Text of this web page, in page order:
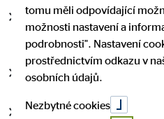
Telefonicky na tel.
241 094 111 (recepce
E-mailem na e-mailové
Pro klienty slouží tel. číslo:
tomu měli odpovídající
možnosti nastavení a
podrobnosti". Nastavení
prostřednictvím odkazu v
osobních údajů.
Nezbytné cookies